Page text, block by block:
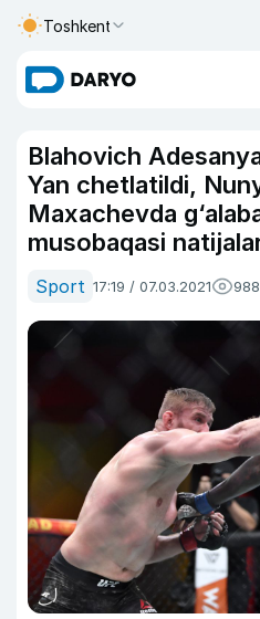
Toshkent
Blahovich
Yan chetlatildi,
Maxachevda
musobaqasi
Sport 17:19 / 07.03.2021 988